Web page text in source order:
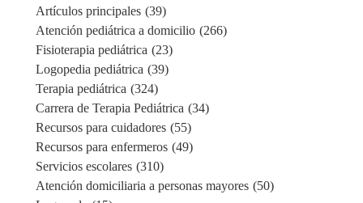
Artículos principales (39)
Atención pediátrica a domicilio (266)
Fisioterapia pediátrica (23)
Logopedia pediátrica (39)
Terapia pediátrica (324)
Carrera de Terapia Pediátrica (34)
Recursos para cuidadores (55)
Recursos para enfermeros (49)
Servicios escolares (310)
Atención domiciliaria a personas mayores (50)